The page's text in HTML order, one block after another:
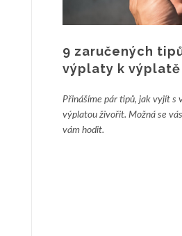
9 zaručených
výplaty k výplatě
Přinášíme pár tipů, jak vyjít s
výplatou živořit. Možná se
vám hodit.